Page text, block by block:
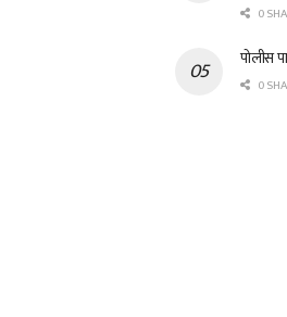
0
पोलीस
0